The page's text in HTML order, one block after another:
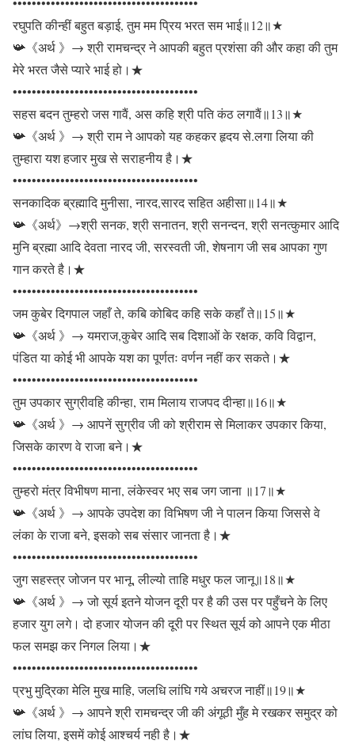
रघुपति कीन्हीं बहुत बड़ाई, तुम मम प्रिय भरत सम भाई॥12॥★
📯《अर्थ 》→ श्री रामचन्द्र ने आपकी बहुत प्रशंसा की और कहा की तुम
मेरे भरत जैसे प्यारे भाई हो।★
•••••••••••••••••••••••••••••••••••••••
सहस बदन तुम्हरो जस गावैं, अस कहि श्री पति कंठ लगावैं॥13॥★
📯《अर्थ 》→ श्री राम ने आपको यह कहकर हृदय से.लगा लिया की
तुम्हारा यश हजार मुख से सराहनीय है।★
•••••••••••••••••••••••••••••••••••••••
सनकादिक ब्रह्मादि मुनीसा, नारद,सारद सहित अहीसा॥14॥★
📯《अर्थ》→श्री सनक, श्री सनातन, श्री सनन्दन, श्री सनत्कुमार आदि
मुनि ब्रह्मा आदि देवता नारद जी, सरस्वती जी, शेषनाग जी सब आपका गुण
गान करते है।★
•••••••••••••••••••••••••••••••••••••••
जम कुबेर दिगपाल जहाँ ते, कबि कोबिद कहि सके कहाँ ते॥15॥★
📯《अर्थ 》→ यमराज,कुबेर आदि सब दिशाओं के रक्षक, कवि विद्वान,
पंडित या कोई भी आपके यश का पूर्णतः वर्णन नहीं कर सकते।★
•••••••••••••••••••••••••••••••••••••••
तुम उपकार सुग्रीवहि कीन्हा, राम मिलाय राजपद दीन्हा॥16॥★
📯《अर्थ 》→ आपनें सुग्रीव जी को श्रीराम से मिलाकर उपकार किया,
जिसके कारण वे राजा बने।★
•••••••••••••••••••••••••••••••••••••••
तुम्हरो मंत्र विभीषण माना, लंकेस्वर भए सब जग जाना ॥17॥★
📯《अर्थ 》→ आपके उपदेश का विभिषण जी ने पालन किया जिससे वे
लंका के राजा बने, इसको सब संसार जानता है।★
•••••••••••••••••••••••••••••••••••••••
जुग सहस्त्र जोजन पर भानू, लील्यो ताहि मधुर फल जानू॥18॥★
📯《अर्थ 》→ जो सूर्य इतने योजन दूरी पर है की उस पर पहुँचने के लिए
हजार युग लगे। दो हजार योजन की दूरी पर स्थित सूर्य को आपने एक मीठा
फल समझ कर निगल लिया।★
•••••••••••••••••••••••••••••••••••••••
प्रभु मुद्रिका मेलि मुख माहि, जलधि लांघि गये अचरज नाहीं॥19॥★
📯《अर्थ 》→ आपने श्री रामचन्द्र जी की अंगूठी मुँह मे रखकर समुद्र को
लांघ लिया, इसमें कोई आश्चर्य नही है।★